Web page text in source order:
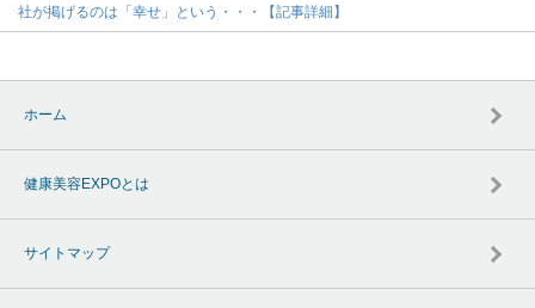
社が掲げるのは「幸せ」という・・・【記事詳細】
ホーム
健康美容EXPOとは
サイトマップ